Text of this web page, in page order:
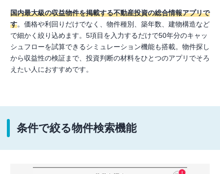
国内最大級の収益物件を掲載する不動産投資の総合情報アプリで
す。価格や利回りだけでなく、物件種別、築年数、建物構造など
で細かく絞り込めます。5項目を入力するだけで50年分のキャッ
シュフローを試算できるシミュレーション機能も搭載。物件探し
から収益性の検証まで、投資判断の材料をひとつのアプリでそろ
えたい人におすすめです。
条件で絞る物件検索機能